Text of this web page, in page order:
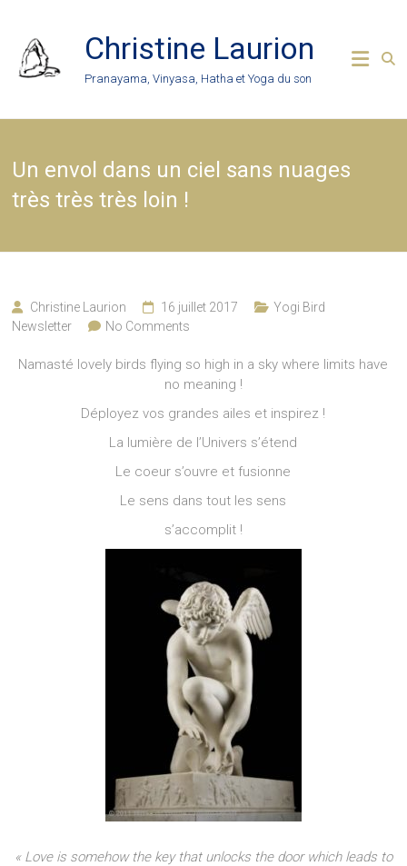
content
Christine Laurion
Pranayama, Vinyasa, Hatha et Yoga du son
Un envol dans un ciel sans nuages
très très très loin !
Christine Laurion 16 juillet 2017
Yogi Bird
Newsletter
No Comments
Namasté lovely birds flying so high in a sky where limits have
no meaning !
Déployez vos grandes ailes et inspirez !
La lumière de l’Univers s’étend
Le coeur s’ouvre et fusionne
Le sens dans tout les sens
s’accomplit !
« Love is somehow the key that unlocks the door which leads to